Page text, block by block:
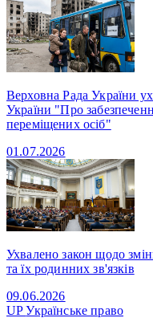
Верховна Рада України
України "Про
переміщених осіб"
01.07.2026
Ухвалено закон щодо
та їх родинних зв'язків
09.06.2026
UPУкраїнське право